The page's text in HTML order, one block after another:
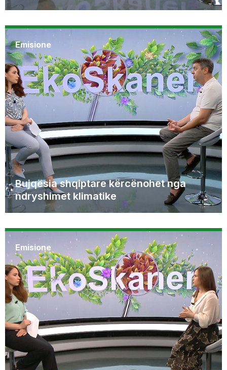
Emisione
Bujqësia shqiptare kërcënohet nga
ndryshimet klimatike
Emisione